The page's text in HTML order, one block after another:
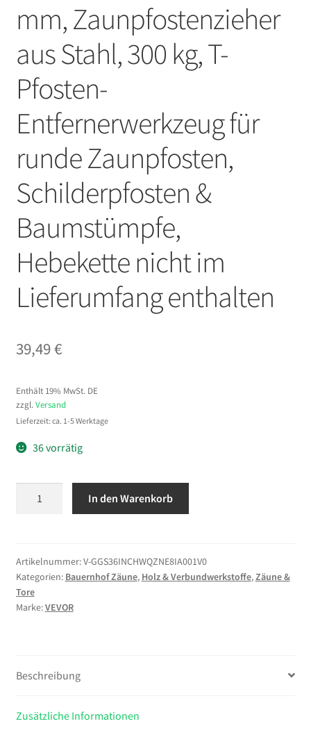
mm, Zaunpfostenzieher
aus Stahl, 300 kg, T-
Pfosten-
Entfernerwerkzeug für
runde Zaunpfosten,
Schilderpfosten &
Baumstümpfe,
Hebekette nicht im
Lieferumfang enthalten
39,49€
Enthält 19% MwSt. DE
zzgl. Versand
Lieferzeit: ca. 1-5 Werktage
36 vorrätig
mm,
Zaunpfostenzieher
aus
Stahl,
Pfosten-
für
In den Warenkorb
Artikelnummer:V-GGS36INCHWQZNE8IA001V0
Kategorien: Bauernhof Zäune, Holz & Verbundwerkstoffe,Zäune &
Tore
Marke:VEVOR
Beschreibung
Zusätzliche Informationen